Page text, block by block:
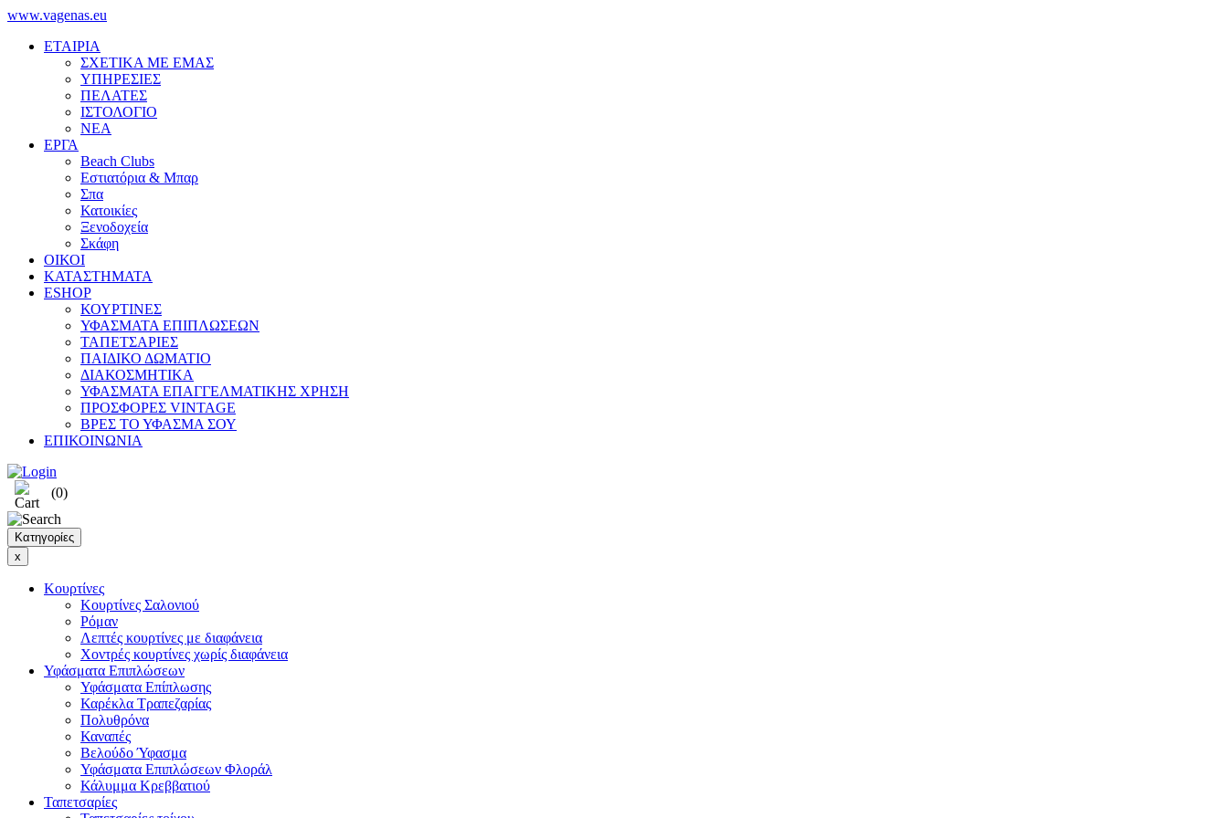
www.vagenas.eu
ΕΤΑΙΡΙΑ
ΣΧΕΤΙΚΑ ΜΕ ΕΜΑΣ
ΥΠΗΡΕΣΙΕΣ
ΠΕΛΑΤΕΣ
ΙΣΤΟΛΟΓΙΟ
ΝΕΑ
ΕΡΓΑ
Beach Clubs
Εστιατόρια & Μπαρ
Σπα
Κατοικίες
Ξενοδοχεία
Σκάφη
ΟΙΚΟΙ
ΚΑΤΑΣΤΗΜΑΤΑ
ESHOP
ΚΟΥΡΤΙΝΕΣ
ΥΦΑΣΜΑΤΑ ΕΠΙΠΛΩΣΕΩΝ
ΤΑΠΕΤΣΑΡΙΕΣ
ΠΑΙΔΙΚΟ ΔΩΜΑΤΙΟ
ΔΙΑΚΟΣΜΗΤΙΚΑ
ΥΦΑΣΜΑΤΑ ΕΠΑΓΓΕΛΜΑΤΙΚΗΣ ΧΡΗΣΗ
ΠΡΟΣΦΟΡΕΣ VINTAGE
ΒΡΕΣ ΤΟ ΥΦΑΣΜΑ ΣΟΥ
ΕΠΙΚΟΙΝΩΝΙΑ
(0)
Κατηγορίες
x
Κουρτίνες
Κουρτίνες Σαλονιού
Ρόμαν
Λεπτές κουρτίνες με διαφάνεια
Χοντρές κουρτίνες χωρίς διαφάνεια
Υφάσματα Επιπλώσεων
Υφάσματα Επίπλωσης
Καρέκλα Τραπεζαρίας
Πολυθρόνα
Καναπές
Βελούδο Ύφασμα
Υφάσματα Επιπλώσεων Φλοράλ
Κάλυμμα Κρεββατιού
Ταπετσαρίες